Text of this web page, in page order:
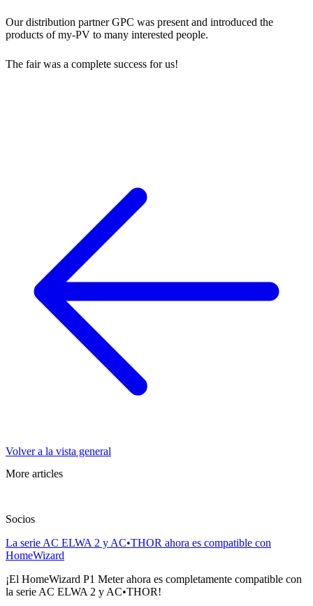
Our distribution partner GPC was present and introduced the
products of my-PV to many interested people.
The fair was a complete success for us!
Volver a la vista general
More articles
Socios
La serie AC ELWA 2 y AC•THOR ahora es compatible con
HomeWizard
¡El HomeWizard P1 Meter ahora es completamente compatible con
la serie AC ELWA 2 y AC•THOR!